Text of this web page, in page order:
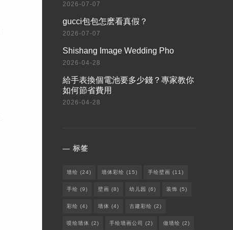
2026-07-07
​gucci包包怎麽看真假？
2026-07-07
Shishang Image Wedding Pho
2026-04-28
給手表換個電池要多少錢？專家教你
如何節省費用
2026-04-28
标签
墙绘 (24) 墙体彩绘 (15) 手绘壁画 (11)
手绘 (9) 壁画 (8) 幼儿园 (6) 装饰 (5)
彩绘 (4) 墙体 (4) 古建彩绘 (2)
喷绘墙体 (2) 手绘墙画公司 (2) 做墙绘 (2)